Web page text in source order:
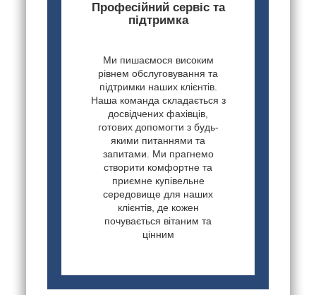
Професійний сервіс та
підтримка
Ми пишаємося високим
рівнем обслуговування та
підтримки наших клієнтів.
Наша команда складається з
досвідчених фахівців,
готових допомогти з будь-
якими питаннями та
запитами. Ми прагнемо
створити комфортне та
приємне купівельне
середовище для наших
клієнтів, де кожен
почувається вітаним та
цінним